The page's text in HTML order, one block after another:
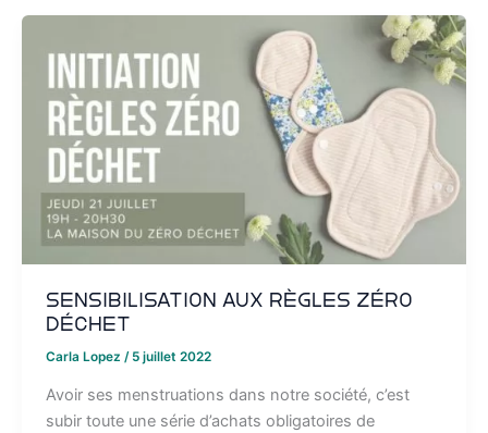
Sensibilisation aux règles zéro
déchet
Carla Lopez / 5 juillet 2022
Avoir ses menstruations dans notre société, c’est
subir toute une série d’achats obligatoires de